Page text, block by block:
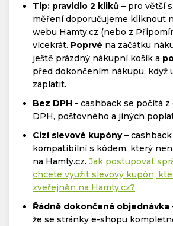
Tip: pravidlo 2 kliků – pro větší
měření doporučujeme kliknout
webu Hamty.cz (nebo z
vícekrát. Poprvé na začátku
ještě prázdný nákupní košík a
před dokončením nákupu, když
zaplatit.
Bez DPH - cashback se počítá z
DPH, poštovného a jiných
Cizí slevové kupóny–
kompatibilní s kódem, který
na Hamty.cz. Jak postupovat
chcete využít slevový kupón,
zveřejněn na Hamty.cz?
Řádně dokončená objednávka
že se stránky e-shopu